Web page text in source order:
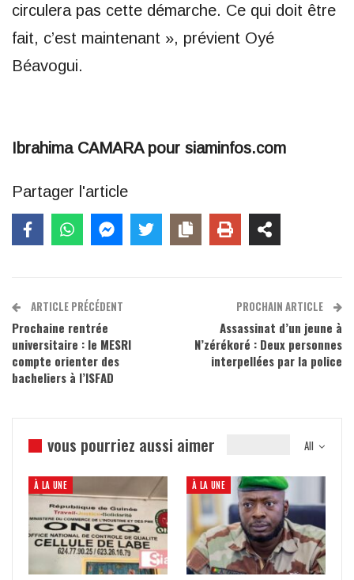
circulera pas cette démarche. Ce qui doit être
fait, c’est maintenant », prévient Oyé
Béavogui.
Ibrahima CAMARA pour siaminfos.com
Partager l'article
ARTICLE PRÉCÉDENT
Prochaine rentrée
universitaire : le MESRI
compte orienter des
bacheliers à l’ISFAD
PROCHAIN ARTICLE
Assassinat d’un jeune à
N’zérékoré : Deux personnes
interpellées par la police
All
vous pourriez aussi aimer
À LA UNE À LA UNE